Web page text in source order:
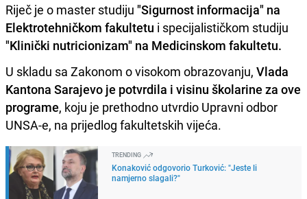
Riječ je o master studiju "Sigurnost informacija" na
Elektrotehničkom fakultetu i specijalističkom studiju
"Klinički nutricionizam" na Medicinskom fakultetu.
U skladu sa Zakonom o visokom obrazovanju, Vlada
Kantona Sarajevo je potvrdila i visinu školarine za ove
programe, koju je prethodno utvrdio Upravni odbor
UNSA-e, na prijedlog fakultetskih vijeća.
TRENDING
Konaković odgovorio Turković: "Jeste li
namjerno slagali?"